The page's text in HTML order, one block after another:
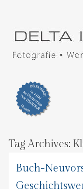
Tag Archives:
Buch-